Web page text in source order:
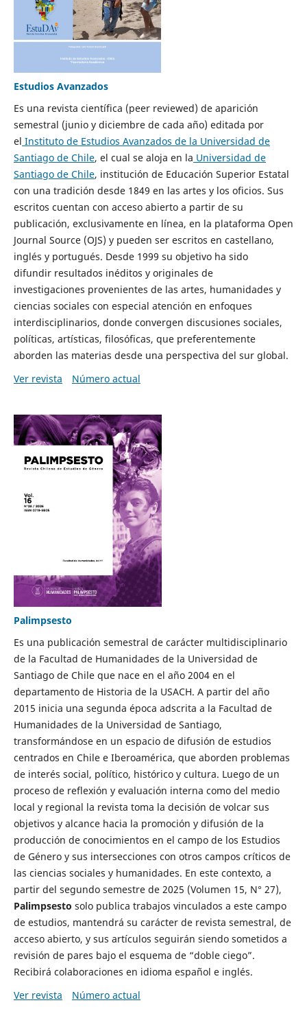
Estudios Avanzados
Es una revista científica (peer reviewed) de aparición
semestral (junio y diciembre de cada año) editada por
el Instituto de Estudios Avanzados de la Universidad de
Santiago de Chile, el cual se aloja en la Universidad de
Santiago de Chile, institución de Educación Superior Estatal
con una tradición desde 1849 en las artes y los oficios. Sus
escritos cuentan con acceso abierto a partir de su
publicación, exclusivamente en línea, en la plataforma Open
Journal Source (OJS) y pueden ser escritos en castellano,
inglés y portugués. Desde 1999 su objetivo ha sido
difundir resultados inéditos y originales de
investigaciones provenientes de las artes, humanidades y
ciencias sociales con especial atención en enfoques
interdisciplinarios, donde convergen discusiones sociales,
políticas, artísticas, filosóficas, que preferentemente
aborden las materias desde una perspectiva del sur global.
Ver revista
Número actual
Palimpsesto
Es una publicación semestral de carácter multidisciplinario
de la Facultad de Humanidades de la Universidad de
Santiago de Chile que nace en el año 2004 en el
departamento de Historia de la USACH. A partir del año
2015 inicia una segunda época adscrita a la Facultad de
Humanidades de la Universidad de Santiago,
transformándose en un espacio de difusión de estudios
centrados en Chile e Iberoamérica, que aborden problemas
de interés social, político, histórico y cultura. Luego de un
proceso de reflexión y evaluación interna como del medio
local y regional la revista toma la decisión de volcar sus
objetivos y alcance hacia la promoción y difusión de la
producción de conocimientos en el campo de los Estudios
de Género y sus intersecciones con otros campos críticos de
las ciencias sociales y humanidades. En este contexto, a
partir del segundo semestre de 2025 (Volumen 15, N° 27),
Palimpsesto solo publica trabajos vinculados a este campo
de estudios, mantendrá su carácter de revista semestral, de
acceso abierto, y sus artículos seguirán siendo sometidos a
revisión de pares bajo el esquema de “doble ciego”.
Recibirá colaboraciones en idioma español e inglés.
Ver revista
Número actual